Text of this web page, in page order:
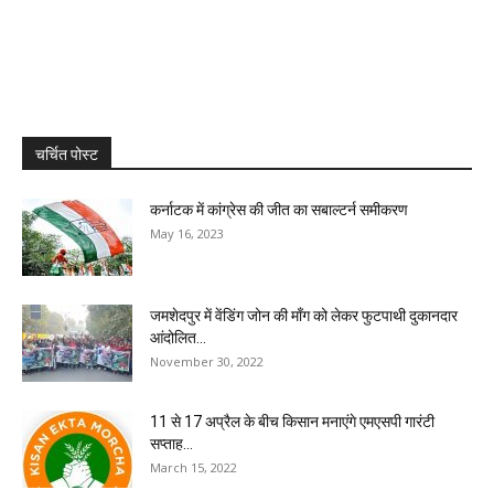
चर्चित पोस्ट
कर्नाटक में कांग्रेस की जीत का सबाल्टर्न समीकरण
May 16, 2023
जमशेदपुर में वेंडिंग जोन की माँग को लेकर फुटपाथी दुकानदार
आंदोलित...
November 30, 2022
11 से 17 अप्रैल के बीच किसान मनाएंगे एमएसपी गारंटी
सप्ताह...
March 15, 2022